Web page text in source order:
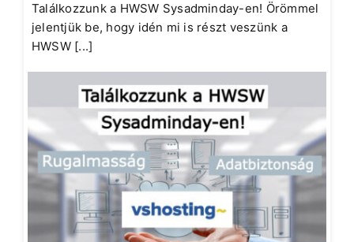
Találkozzunk a HWSW Sysadminday-en! Örömmel
jelentjük be, hogy idén mi is részt veszünk a
HWSW [...]